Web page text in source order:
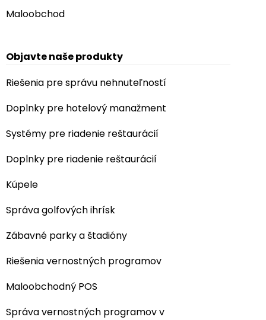
Maloobchod
Objavte naše produkty
Riešenia pre správu nehnuteľností
Doplnky pre hotelový manažment
Systémy pre riadenie reštaurácií
Doplnky pre riadenie reštaurácií
Kúpele
Správa golfových ihrísk
Zábavné parky a štadióny
Riešenia vernostných programov
Maloobchodný POS
Správa vernostných programov v